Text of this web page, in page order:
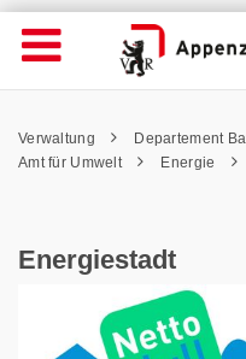
Energiestadt -
Wichtige
Seiten
Home
Inhalt
Kontakt
Inhalt
Pfadnavigation
Verwaltung
Departement
Amt für Umwelt
Energie
Energiestadt